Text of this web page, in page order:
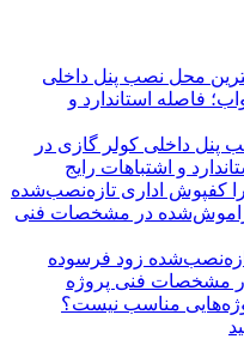
محل نصب پنل داخلی
فاصله استاندارد و
پنل داخلی کولر گازی در
و اشتباهات رایج
کفپوش اداری تازه‌نصب‌شده
می‌شود؟ ۷ بند فراموش‌شده در مشخصات فنی
زود فرسوده
مناسب نیست؟